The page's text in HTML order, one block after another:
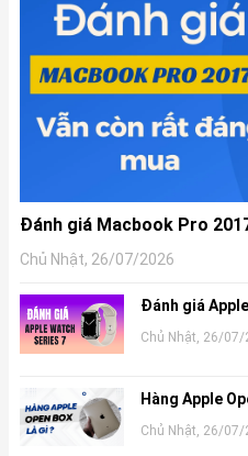
Đánh giá Macbook Pro
Chủ Nhật, 26/07/2026
Đánh giá
Chủ Nhật, 26/07/
Hàng Apple
Chủ Nhật, 26/07/